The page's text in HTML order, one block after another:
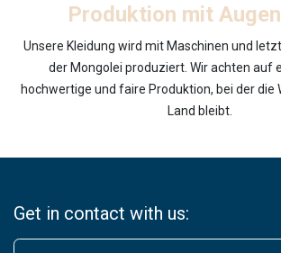
Produktion mit
Unsere Kleidung wird mit Maschinen und
der Mongolei produziert. Wir achten auf
hochwertige und faire Produktion, bei der die
Land bleibt.
Get in contact with us: